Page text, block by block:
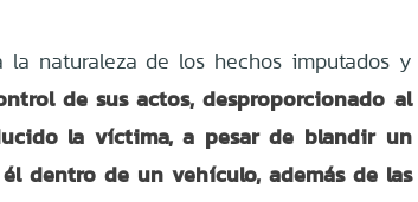
naturaleza de los hechos imputados y
de sus actos, desproporcionado al
la víctima, a pesar de blandir un
dentro de un vehículo, además de las